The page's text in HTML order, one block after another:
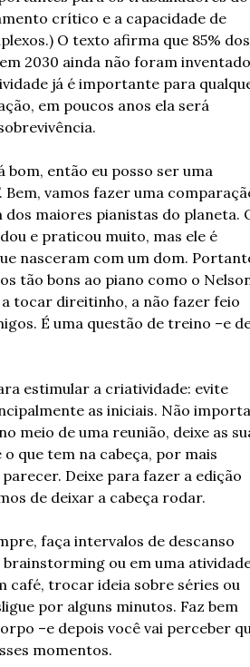
crítico e a capacidade de
O texto afirma que 85% dos
2030 ainda não foram
já é importante para
em poucos anos ela será
bom, então eu posso ser uma
Bem, vamos fazer uma
maiores pianistas do planeta.
e praticou muito, mas ele é
nasceram com um dom.
tão bons ao piano como o
tocar direitinho, a não fazer feio
É uma questão de treino –e
estimular a criatividade: evite
as iniciais. Não importa
meio de uma reunião, deixe as
que tem na cabeça, por mais
Deixe para fazer a edição
de deixar a cabeça rodar.
faça intervalos de descanso
ou em uma
café, trocar ideia sobre séries ou
por alguns minutos. Faz bem
–e depois você vai perceber
momentos.